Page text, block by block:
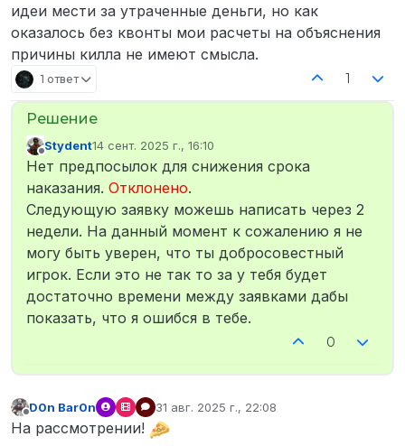
идеи мести за утраченные деньги, но как
оказалось без квонты мои расчеты на объяснения
причины килла не имеют смысла.
1 ответ 1
Не в сети
Stydent14 сент. 2025 г., 16:10
отредактировано
Нет предпосылок для снижения срока
наказания. Отклонено.
Следующую заявку можешь написать через 2
недели. На данный момент к сожалению я не
могу быть уверен, что ты добросовестный
игрок. Если это не так то за у тебя будет
достаточно времени между заявками дабы
показать, что я ошибся в тебе.
0
D0n Bar0n 31 авг. 2025 г., 22:08
отредактировано
На рассмотрении!